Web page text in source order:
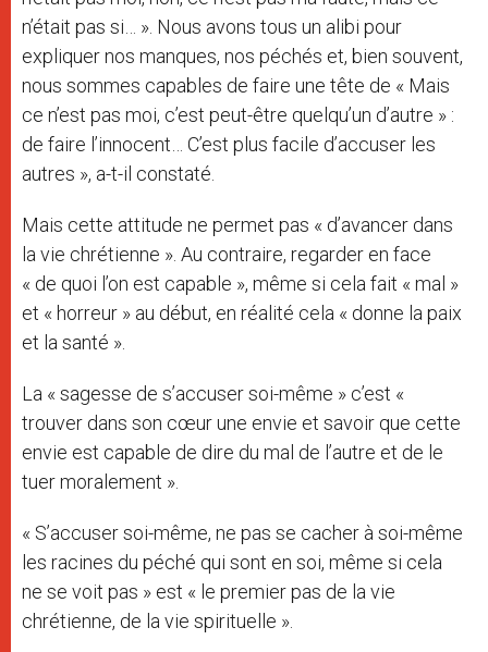
n’était pas si… ». Nous avons tous un alibi pour
expliquer nos manques, nos péchés et, bien souvent,
nous sommes capables de faire une tête de « Mais
ce n’est pas moi, c’est peut-être quelqu’un d’autre » :
de faire l’innocent… C’est plus facile d’accuser les
autres », a-t-il constaté.
Mais cette attitude ne permet pas « d’avancer dans
la vie chrétienne ». Au contraire, regarder en face
« de quoi l’on est capable », même si cela fait « mal »
et « horreur » au début, en réalité cela « donne la paix
et la santé ».
La « sagesse de s’accuser soi-même » c’est «
trouver dans son cœur une envie et savoir que cette
envie est capable de dire du mal de l’autre et de le
tuer moralement ».
« S’accuser soi-même, ne pas se cacher à soi-même
les racines du péché qui sont en soi, même si cela
ne se voit pas » est « le premier pas de la vie
chrétienne, de la vie spirituelle ».